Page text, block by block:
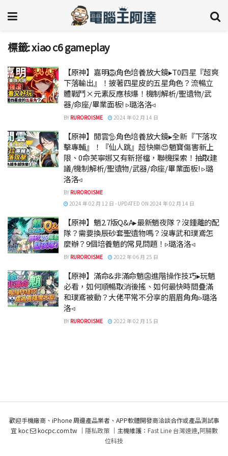
標籤:xiao c6 gameplay
【原神】嘉明🦁角色培養放大鏡▸T0四星『超爽
下落輸出』！披著四星皮的五星角色？流暢立
體戰鬥×元素反應核爆！機制解析/聖遺物/武
器/命座/畢業面板! ▹璐洛洛◃
BY RUROROISME 2024 年 02 月 14 日
【原神】閒雲🦤角色培養放大鏡▸全新『下落攻
擊專輔』！『仙人跳』超快樂😍魈寶傷害新上
限、0命芙寧娜又有新搭檔，聯機探索！抽取建
議/機制解析/聖遺物/武器/命座/畢業面板! ▹璐
洛洛◃
BY RUROROISME
2024 年 02 月 12 日 - UPDATED ON 2024 年 02 月 14 日
【原神】魈2.7版Q&A▸最新魈夜隊？沒鍾離的配
隊？需要換辰砂套聖遺物嗎？沒專武和璞鳶怎
麼辦？9個培養魈的常見問題！▹璐洛洛◃
BY RUROROISME 2022 年 06 月 25 日
【原神】滿命&非滿命魈👺進階操作技巧▸玩魈
必看，如何順暢取消後搖、如何最快時間疊滿
和璞鳶被動？大佬平常不分享的眉眉角角▹璐洛
洛◃
BY RUROROISME 2022 年 02 月 15 日
歡迎手機廠商、iPhone 周邊產品業者、APP軟體開發商洽談合作或產品測試事
宜 koc
kocpc.com.tw ｜ 隱私政策｜主機維護： Fast Line 台灣速連,阿腸數
位科技